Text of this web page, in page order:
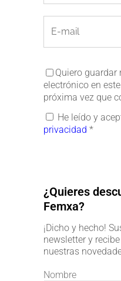
Quiero guardar
electrónico en
próxima vez que
He leído y
privacidad *
¿Quieres
Femxa?
¡Dicho y hecho!
newsletter y
nuestras
Nombre